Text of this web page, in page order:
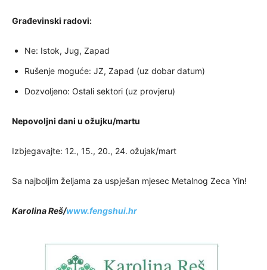
Građevinski radovi:
Ne: Istok, Jug, Zapad
Rušenje moguće: JZ, Zapad (uz dobar datum)
Dozvoljeno: Ostali sektori (uz provjeru)
Nepovoljni dani u ožujku/martu
Izbjegavajte: 12., 15., 20., 24. ožujak/mart
Sa najboljim željama za uspješan mjesec Metalnog Zeca Yin!
Karolina Reš/www.fengshui.hr